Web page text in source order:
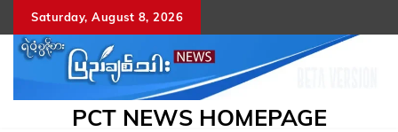
to
content
Saturday, August 8, 2026
PCT NEWS HOMEPAGE